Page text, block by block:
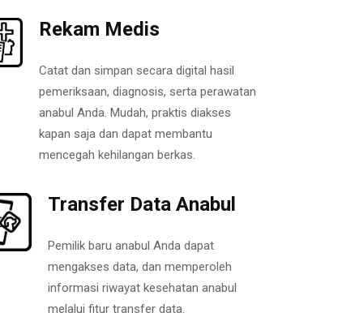
Rekam Medis
Catat dan simpan secara digital hasil
pemeriksaan, diagnosis, serta perawatan
anabul Anda. Mudah, praktis diakses
kapan saja dan dapat membantu
mencegah kehilangan berkas.
Transfer Data Anabul
Pemilik baru anabul Anda dapat
mengakses data, dan memperoleh
informasi riwayat kesehatan anabul
melalui fitur transfer data.